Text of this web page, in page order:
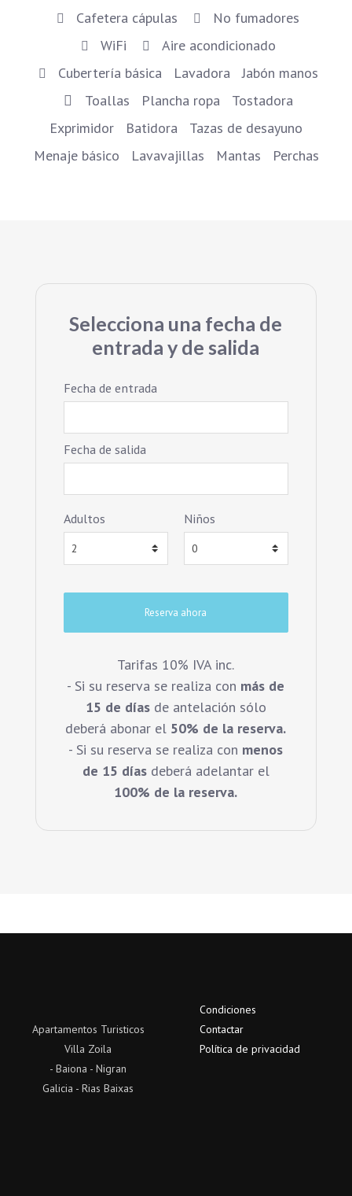
Cafetera cápulas
No fumadores
WiFi
Aire acondicionado
Cubertería básica
Lavadora
Jabón manos
Toallas
Plancha ropa
Tostadora
Exprimidor
Batidora
Tazas de desayuno
Menaje básico
Lavavajillas Mantas Perchas
Selecciona una fecha de
entrada y de salida
Fecha de entrada
Fecha de salida
Adultos Niños
Tarifas 10% IVA inc.
- Si su reserva se realiza con más de
15 de díasde antelación sólo
deberá abonar el 50% de la reserva.
- Si su reserva se realiza con menos
de 15 díasdeberá adelantar el
100% de la reserva.
Apartamentos Turisticos
Villa Zoila
- Baiona - Nigran
Galicia - Rias Baixas
Condiciones
Contactar
Política de privacidad